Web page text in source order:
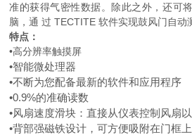
准的获得气密性数据。除此之外，还可
脑，通 过 TECTITE 软件实现鼓风门自动
特点：
•高分辨率触摸屏
•智能微处理器
•不断为您配备最新的软件和应用程序
•0.9%的准确读数
•风扇速度滑块：直接从仪表控制风扇
•背部强磁铁设计，可方便吸附在门框上